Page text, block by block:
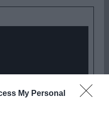
My Personal